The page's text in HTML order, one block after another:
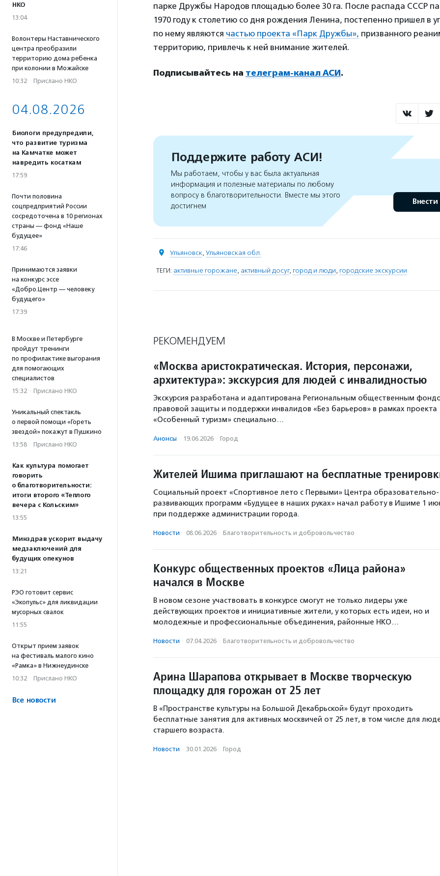
НКО
13:04
Волонтеры Наставнического
центра преобразили
территорию дома ребенка
при колонии в Можайске
10:32 · Прислано НКО
04.08.2026
Биологи предупредили,
что развитие туризма
на Камчатке может
навредить косаткам
17:59
Почти половина
соцпредприятий России
сосредоточена в 10 регионах
страны — фонд «Наше
будущее»
17:46
Принимаются заявки
на конкурс эссе
«Добро.Центр — человеку
будущего»
17:39
В Москве и Петербурге
пройдут тренинги
по профилактике выгорания
для помогающих
специалистов
15:32 · Прислано НКО
Уникальный спектакль
о первой помощи «Гореть
звездой» покажут в Пушкино
13:58 · Прислано НКО
Как культура помогает
говорить
о благотворительности:
итоги второго «Теплого
вечера с Кольским»
13:55
Минздрав ускорит выдачу
медзаключений для
будущих опекунов
13:21
РЭО готовит сервис
«Экопульс» для ликвидации
мусорных свалок
11:55
Открыт прием заявок
на фестиваль малого кино
«Рамка» в Нижнеудинске
10:32 · Прислано НКО
Все новости
парке Дружбы Народов площадью более 30 га. После распада СССР
1970 году к столетию со дня рождения Ленина, постепенно пришел в
по нему являются частью проекта «Парк Дружбы», призванного
территорию, привлечь к ней внимание жителей.
Подписывайтесь на телеграм-канал АСИ.
Поддержите работу АСИ!
Мы работаем, чтобы у вас была актуальная
информация и полезные материалы по любому
вопросу в благотворительности. Вместе мы этого
достигнем
Внести
Ульяновск, Ульяновская обл.
ТЕГИ: активные горожане, активный досуг, город и люди, городские экскурсии
РЕКОМЕНДУЕМ
«Москва аристократическая. История, персонажи,
архитектура»: экскурсия для людей с инвалидностью
Экскурсия разработана и адаптирована Региональным общественным
правовой защиты и поддержки инвалидов «Без барьеров» в рамках проекта
«Особенный туризм» специально…
Анонсы · 19.06.2026 · Город
Жителей Ишима приглашают на бесплатные
Социальный проект «Спортивное лето с Первыми» Центра образовательно-
развивающих программ «Будущее в наших руках» начал работу в Ишиме 1
при поддержке администрации города.
Новости · 08.06.2026 · Благотвори­тель­ность и доброволь­чест­во
Конкурс общественных проектов «Лица района»
начался в Москве
В новом сезоне участвовать в конкурсе смогут не только лидеры уже
действующих проектов и инициативные жители, у которых есть идеи, но и
молодежные и профессиональные объединения, районные НКО…
Новости · 07.04.2026 · Благотвори­тель­ность и доброволь­чест­во
Арина Шарапова открывает в Москве творческую
площадку для горожан от 25 лет
В «Пространстве культуры на Большой Декабрьской» будут проходить
бесплатные занятия для активных москвичей от 25 лет, в том числе для
старшего возраста.
Новости · 30.01.2026 · Город